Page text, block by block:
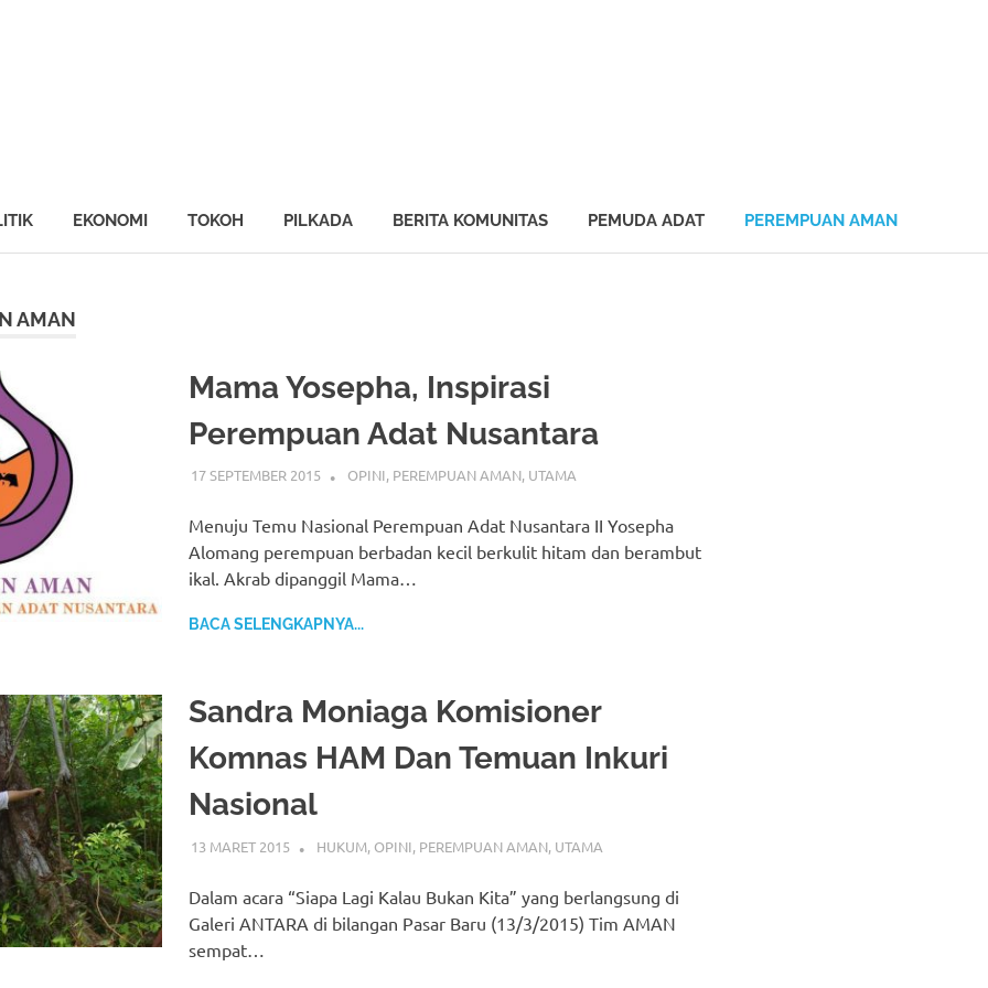
EKONOMI TOKOH PILKADA BERITA KOMUNITAS PEMUDA ADAT PEREMPUAN AMAN
AMAN
Mama Yosepha, Inspirasi
Perempuan Adat Nusantara
17 SEPTEMBER 2015 OPINI, PEREMPUAN AMAN, UTAMA
Menuju Temu Nasional Perempuan Adat Nusantara II Yosepha
Alomang perempuan berbadan kecil berkulit hitam dan berambut
ikal. Akrab dipanggil Mama…
BACA SELENGKAPNYA...
Sandra Moniaga Komisioner
Komnas HAM Dan Temuan Inkuri
Nasional
13 MARET 2015 HUKUM, OPINI, PEREMPUAN AMAN, UTAMA
Dalam acara “Siapa Lagi Kalau Bukan Kita” yang berlangsung di
Galeri ANTARA di bilangan Pasar Baru (13/3/2015) Tim AMAN
sempat…